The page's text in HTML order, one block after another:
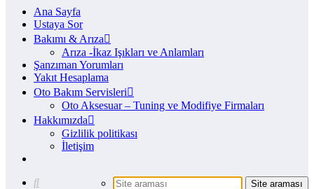
Ana Sayfa
Ustaya Sor
Bakımı & Arıza
Arıza -İkaz Işıkları ve Anlamları
Şanzıman Yorumları
Yakıt Hesaplama
Oto Bakım Servisleri
Oto Aksesuar – Tuning ve Modifiye Firmaları
Hakkımızda
Gizlilik politikası
İletişim